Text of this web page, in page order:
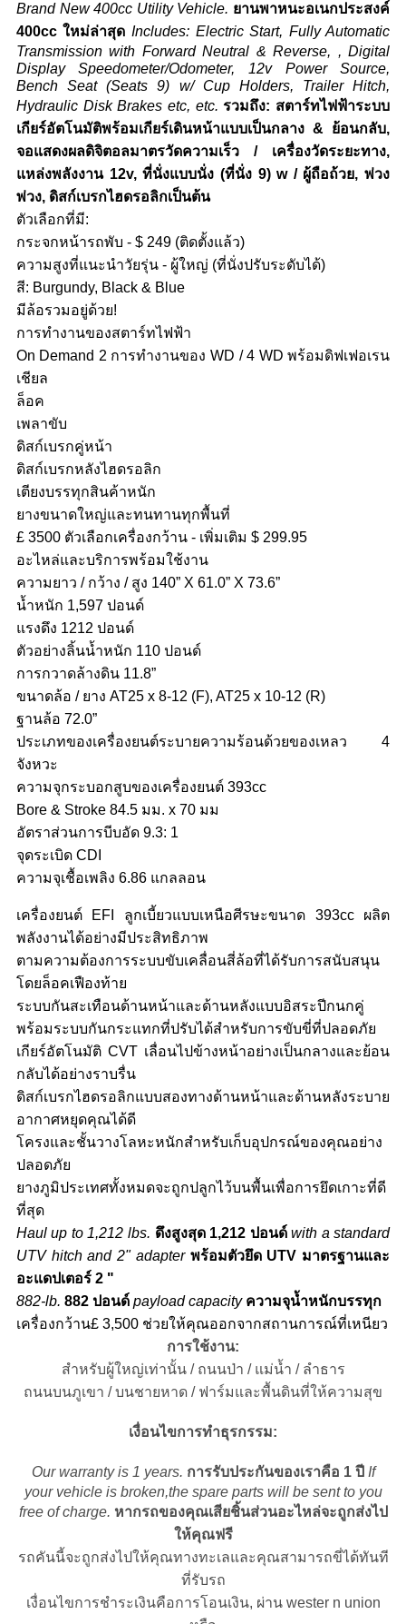
Brand New 400cc Utility Vehicle. ยานพาหนะอเนกประสงค์
400cc ใหม่ล่าสุด Includes: Electric Start, Fully Automatic
Transmission with Forward Neutral & Reverse, , Digital
Display Speedometer/Odometer, 12v Power Source,
Bench Seat (Seats 9) w/ Cup Holders, Trailer Hitch,
Hydraulic Disk Brakes etc, etc. รวมถึง: สตาร์ทไฟฟ้าระบบ
เกียร์อัตโนมัติพร้อมเกียร์เดินหน้าแบบเป็นกลาง & ย้อนกลับ,
จอแสดงผลดิจิตอลมาตรวัดความเร็ว / เครื่องวัดระยะทาง,
แหล่งพลังงาน 12v, ที่นั่งแบบนั่ง (ที่นั่ง 9) w / ผู้ถือถ้วย, พ่วง
พ่วง, ดิสก์เบรกไฮดรอลิกเป็นต้น
ตัวเลือกที่มี:
กระจกหน้ารถพับ - $ 249 (ติดตั้งแล้ว)
ความสูงที่แนะนำวัยรุ่น - ผู้ใหญ่ (ที่นั่งปรับระดับได้)
สี: Burgundy, Black & Blue
มีล้อรวมอยู่ด้วย!
การทำงานของสตาร์ทไฟฟ้า
On Demand 2 การทำงานของ WD / 4 WD พร้อมดิฟเฟอเรน
เชียล
ล็อค
เพลาขับ
ดิสก์เบรกคู่หน้า
ดิสก์เบรกหลังไฮดรอลิก
เตียงบรรทุกสินค้าหนัก
ยางขนาดใหญ่และทนทานทุกพื้นที่
£ 3500 ตัวเลือกเครื่องกว้าน - เพิ่มเติม $ 299.95
อะไหล่และบริการพร้อมใช้งาน
ความยาว / กว้าง / สูง 140” X 61.0” X 73.6”
น้ำหนัก 1,597 ปอนด์
แรงดึง 1212 ปอนด์
ตัวอย่างลิ้นน้ำหนัก 110 ปอนด์
การกวาดล้างดิน 11.8”
ขนาดล้อ / ยาง AT25 x 8-12 (F), AT25 x 10-12 (R)
ฐานล้อ 72.0”
ประเภทของเครื่องยนต์ระบายความร้อนด้วยของเหลว 4
จังหวะ
ความจุกระบอกสูบของเครื่องยนต์ 393cc
Bore & Stroke 84.5 มม. x 70 มม
อัตราส่วนการบีบอัด 9.3: 1
จุดระเบิด CDI
ความจุเชื้อเพลิง 6.86 แกลลอน
เครื่องยนต์ EFI ลูกเบี้ยวแบบเหนือศีรษะขนาด 393cc ผลิต
พลังงานได้อย่างมีประสิทธิภาพ
ตามความต้องการระบบขับเคลื่อนสี่ล้อที่ได้รับการสนับสนุน
โดยล็อคเฟืองท้าย
ระบบกันสะเทือนด้านหน้าและด้านหลังแบบอิสระปีกนกคู่
พร้อมระบบกันกระแทกที่ปรับได้สำหรับการขับขี่ที่ปลอดภัย
เกียร์อัตโนมัติ CVT เลื่อนไปข้างหน้าอย่างเป็นกลางและย้อน
กลับได้อย่างราบรื่น
ดิสก์เบรกไฮดรอลิกแบบสองทางด้านหน้าและด้านหลังระบาย
อากาศหยุดคุณได้ดี
โครงและชั้นวางโลหะหนักสำหรับเก็บอุปกรณ์ของคุณอย่าง
ปลอดภัย
ยางภูมิประเทศทั้งหมดจะถูกปลูกไว้บนพื้นเพื่อการยึดเกาะที่ดี
ที่สุด
Haul up to 1,212 lbs. ดึงสูงสุด 1,212 ปอนด์ with a standard
UTV hitch and 2" adapter พร้อมตัวยึด UTV มาตรฐานและ
อะแดปเตอร์ 2 "
882-lb. 882 ปอนด์ payload capacity ความจุน้ำหนักบรรทุก
เครื่องกว้าน£ 3,500 ช่วยให้คุณออกจากสถานการณ์ที่เหนียว
การใช้งาน:
สำหรับผู้ใหญ่เท่านั้น / ถนนป่า / แม่น้ำ / ลำธาร
ถนนบนภูเขา / บนชายหาด / ฟาร์มและพื้นดินที่ให้ความสุข
เงื่อนไขการทำธุรกรรม:
Our warranty is 1 years. การรับประกันของเราคือ 1 ปี If
your vehicle is broken,the spare parts will be sent to you
free of charge. หากรถของคุณเสียชิ้นส่วนอะไหล่จะถูกส่งไป
ให้คุณฟรี
รถคันนี้จะถูกส่งไปให้คุณทางทะเลและคุณสามารถขี่ได้ทันที
ที่รับรถ
เงื่อนไขการชำระเงินคือการโอนเงิน, ผ่าน wester n union